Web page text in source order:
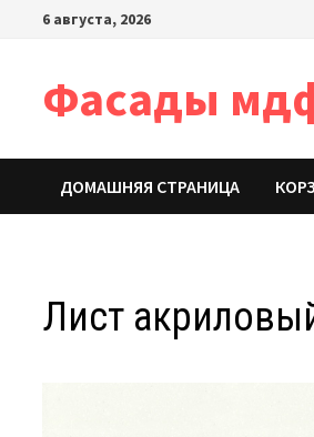
Перейти6 августа, 2026
Фасады
ДОМАШНЯЯ СТРАНИЦА
Лист